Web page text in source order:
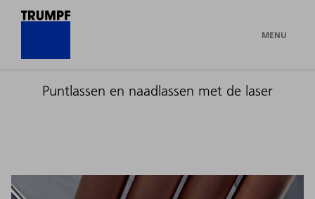
MENU
Puntlassen en naadlassen met de laser